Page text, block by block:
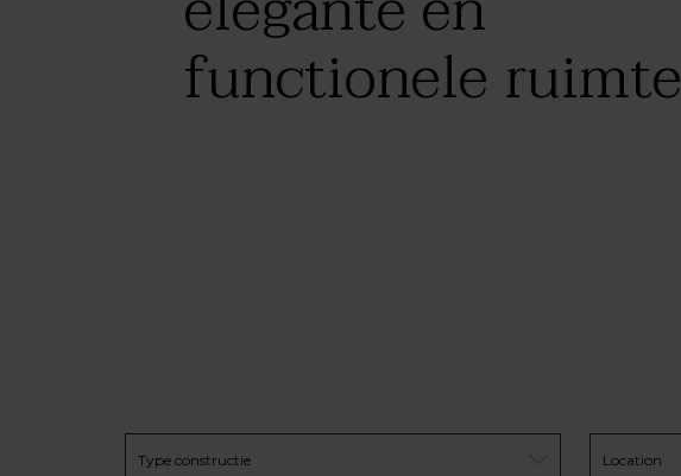
functionele ruimte